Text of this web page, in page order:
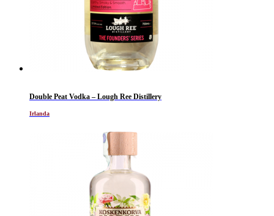
Double Peat Vodka – Lough Ree Distillery
Irlanda